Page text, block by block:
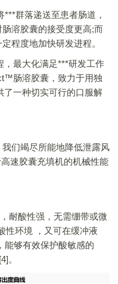
群落递送至患者肠道，
溶胶囊的接受度更高;而
程度地加快研发进程。
最大化满足***研发工作
肠溶胶囊，致力于用独
了一种切实可行的口服解
们竭尽所能地降低泄露风
速胶囊充填机的机械性能
酸性强，无需绷带或微
性环境 ，又可在缓冲液
能够有效保护酸敏感的
。